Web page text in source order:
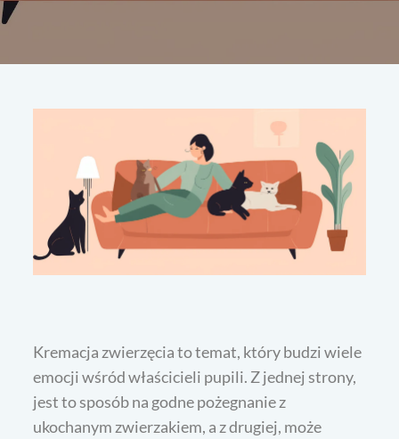
Kremacja zwierzęcia to temat, który budzi wiele
emocji wśród właścicieli pupili. Z jednej strony,
jest to sposób na godne pożegnanie z
ukochanym zwierzakiem, a z drugiej, może